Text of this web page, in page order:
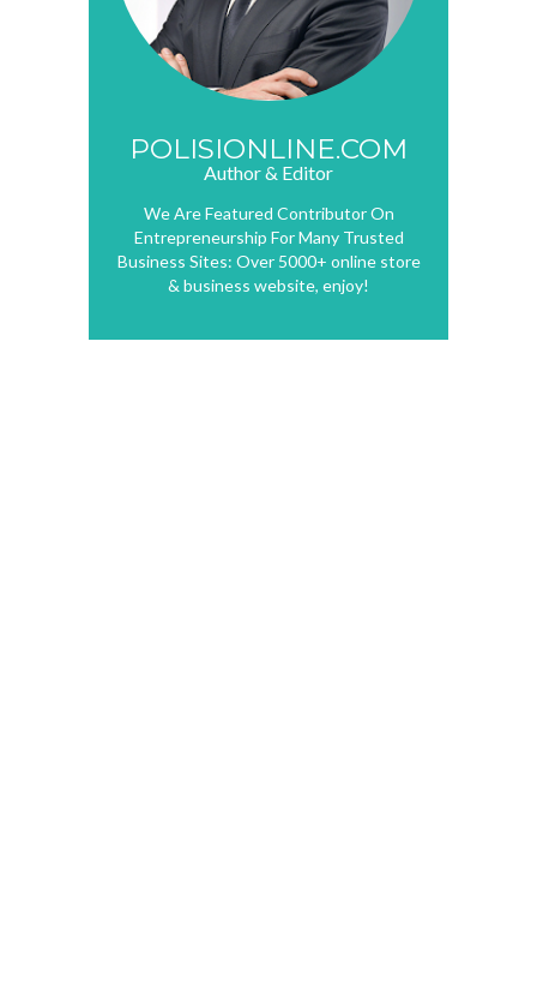
POLISIONLINE.COM
Author & Editor
We Are Featured Contributor On
Entrepreneurship For Many Trusted
Business Sites: Over 5000+ online store
& business website, enjoy!